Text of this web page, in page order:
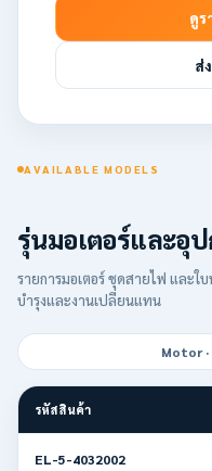
ดูร
ส่
AVAILABLE MODELS
รุ่นมอเตอร์และอุ
รายการมอเตอร์ ชุดสายไฟ และใ
บำรุงและงานเปลี่ยนแทน
Motor ·
รหัสสินค้า
EL-5-4032002